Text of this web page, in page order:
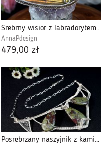
Srebrny wisior z labradorytem pomarańcz
AnnaPdesign
479,00 zł
Posrebrzany naszyjnik z kamieniem krwistym